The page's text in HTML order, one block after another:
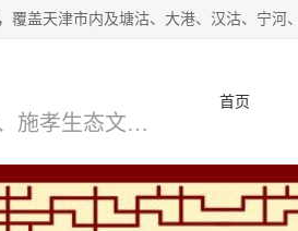
天津公墓、天津墓地、万寿园公墓、施孝生态文化陵园
首页